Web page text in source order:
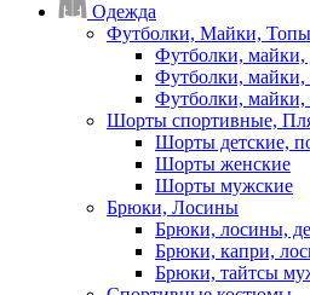
Одежда
Футболки, Майки, Топы
Футболки, майки,
Футболки,
Футболки,
Шорты спортивные,
Шорты детские,
Шорты женские
Шорты мужские
Брюки, Лосины
Брюки, лосины,
Брюки, капри,
Брюки, тайтсы